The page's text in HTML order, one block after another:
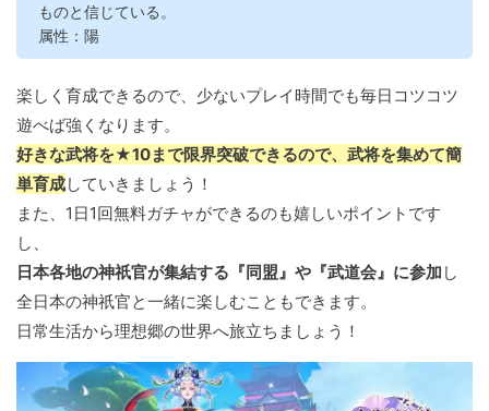
ものと信じている。
属性：陽
楽しく育成できるので、少ないプレイ時間でも毎日コツコツ
遊べば強くなります。
好きな武将を★10まで限界突破できるので、武将を集めて簡
単育成していきましょう！
また、1日1回無料ガチャができるのも嬉しいポイントです
し、
日本各地の神祇官が集結する『同盟』や『武道会』に参加 し
全日本の神祇官と一緒に楽しむこともできます。
日常生活から理想郷の世界へ旅立ちましょう！